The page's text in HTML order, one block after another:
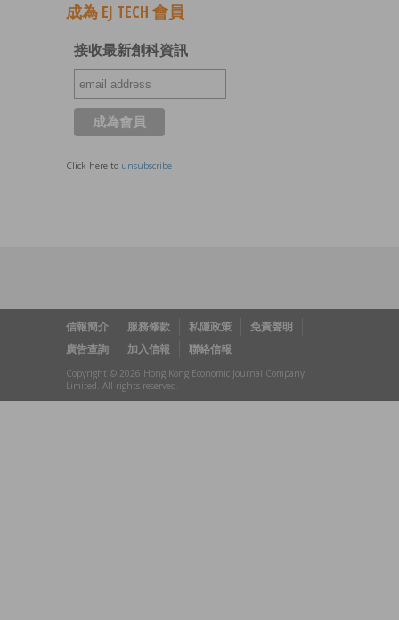
成為 EJ TECH 會員
接收最新創科資訊
Click here to unsubscribe
信報簡介 服務條款 私隱政策
免責聲明
廣告查詢
加入信報 聯絡信報
Copyright © 2026 Hong Kong Economic Journal Company
Limited. All rights reserved.